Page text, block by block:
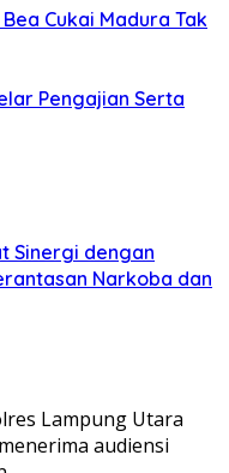
Cukai Madura Tak
Pengajian Serta
Sinergi dengan
Narkoba dan
Lampung Utara
audiensi